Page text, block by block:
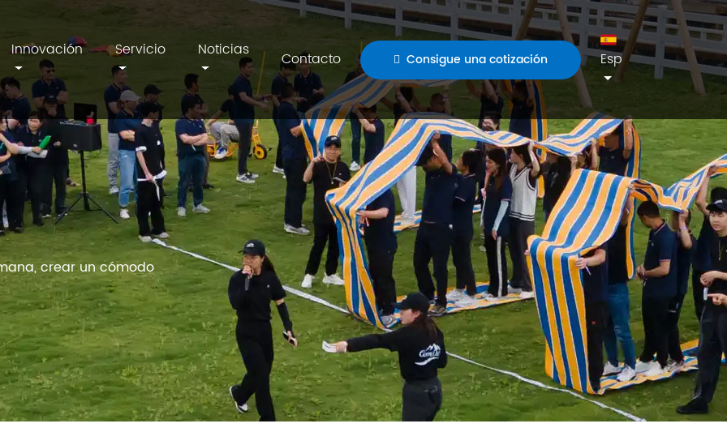
Innovación Servicio Noticias Contacto Consigue una cotización Esp
crear un cómodo